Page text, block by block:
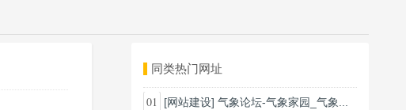
同类热门网址
01 [网站建设] 气象论坛-气象家园_气象...